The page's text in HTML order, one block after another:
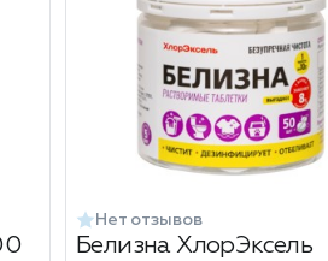
Нет отзывов
Белизна ХлорЭксель